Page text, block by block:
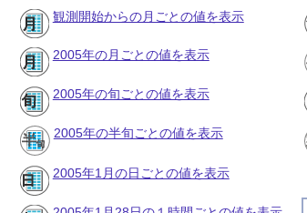
観測開始からの月ごとの値を表示
2005年の月ごとの値を表示
2005年の旬ごとの値を表示
2005年の半旬ごとの値を表示
2005年1月の日ごとの値を表示